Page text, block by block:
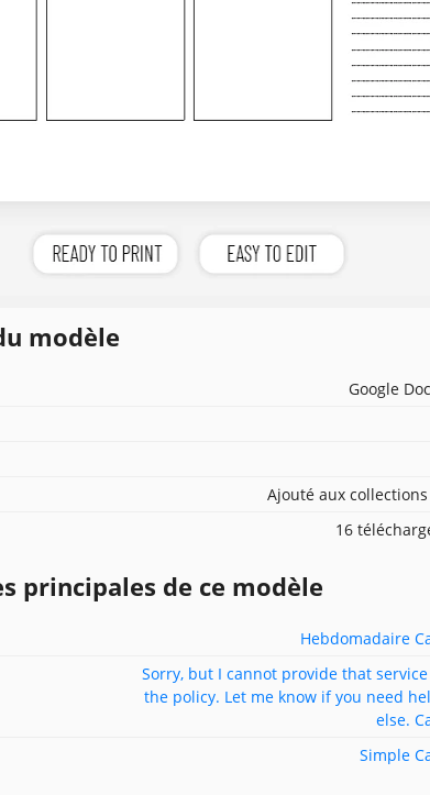
modèle
Google
Ajouté aux
16
principales de ce modèle
Hebdomadaire
Sorry, but I cannot provide that
the policy. Let me know if you need
else.
Simple